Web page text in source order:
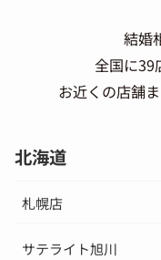
結婚
全国に39
お近くの店舗
北海道
札幌店
サテライト旭川